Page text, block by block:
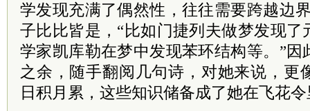
学发现充满了偶然性，往往需要跨越边
子比比皆是，“比如门捷列夫做梦发现
学家凯库勒在梦中发现苯环结构等。”
之余，随手翻阅几句诗，对她来说，更
日积月累，这些知识储备成了她在飞花